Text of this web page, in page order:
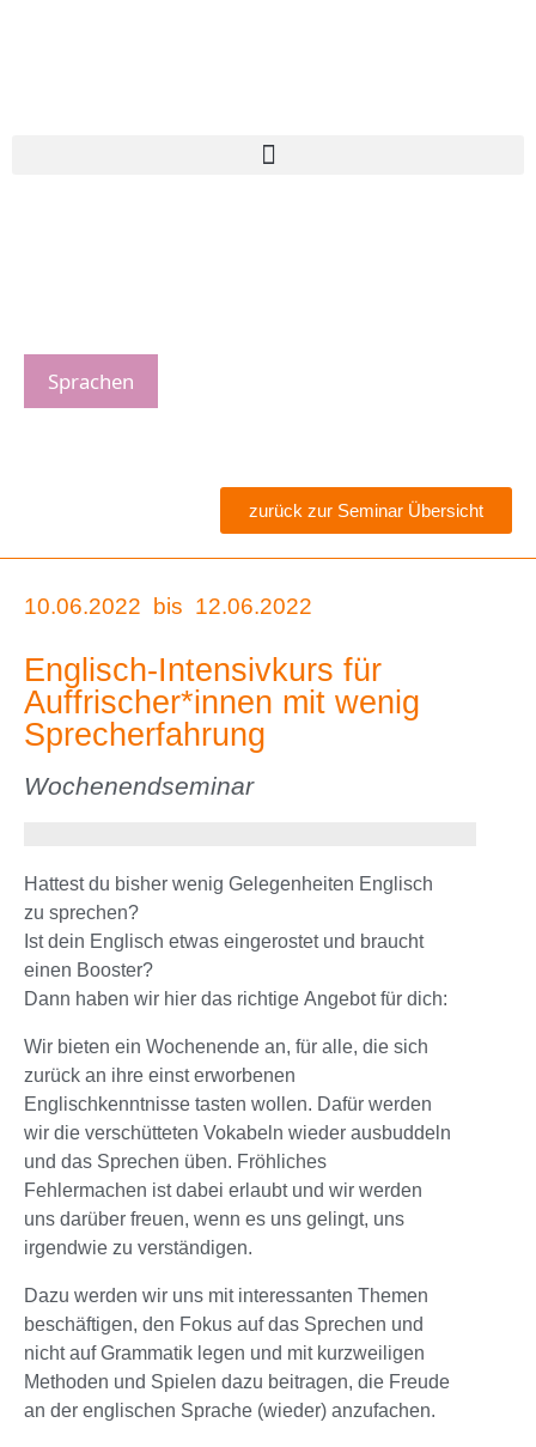
Sprachen
zurück zur Seminar Übersicht
10.06.2022 bis 12.06.2022
Englisch-Intensivkurs für
Auffrischer*innen mit wenig
Sprecherfahrung
Wochenendseminar
Hattest du bisher wenig Gelegenheiten Englisch
zu sprechen?
Ist dein Englisch etwas eingerostet und braucht
einen Booster?
Dann haben wir hier das richtige Angebot für dich:
Wir bieten ein Wochenende an, für alle, die sich
zurück an ihre einst erworbenen
Englischkenntnisse tasten wollen. Dafür werden
wir die verschütteten Vokabeln wieder ausbuddeln
und das Sprechen üben. Fröhliches
Fehlermachen ist dabei erlaubt und wir werden
uns darüber freuen, wenn es uns gelingt, uns
irgendwie zu verständigen.
Dazu werden wir uns mit interessanten Themen
beschäftigen, den Fokus auf das Sprechen und
nicht auf Grammatik legen und mit kurzweiligen
Methoden und Spielen dazu beitragen, die Freude
an der englischen Sprache (wieder) anzufachen.